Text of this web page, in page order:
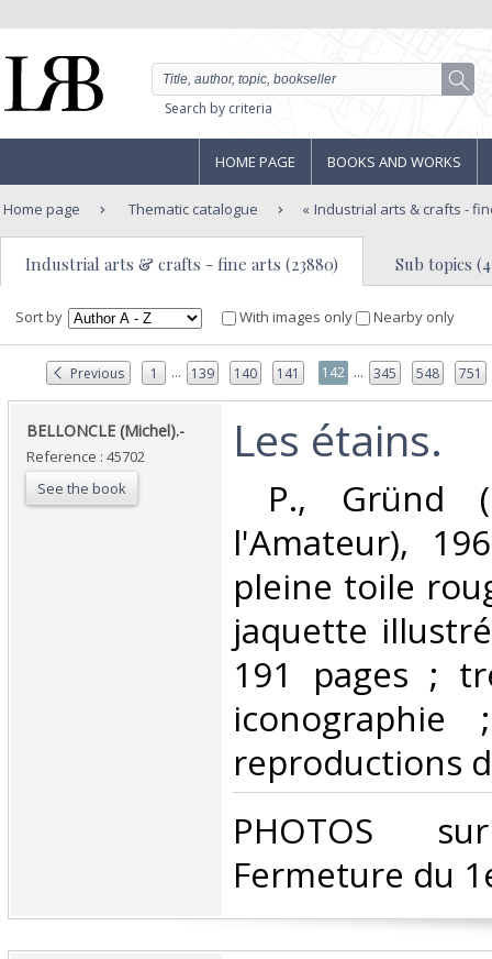
Search by criteria
HOME PAGE BOOKS AND WORKS
Home page Thematic catalogue Industrial arts & crafts -
Industrial arts & crafts - fine arts (23880) Sub topics
Sort by With images only Nearby only
Previous 1 ... 139 140 141 142 ... 345 548 751
‎BELLONCLE (Michel).-‎
Reference : 45702
See the book
‎Les étains.‎
P., Gründ
l'Amateur),
pleine toile
jaquette
191 pages ;
iconographie
reproductions
‎PHOTOS
Fermeture du